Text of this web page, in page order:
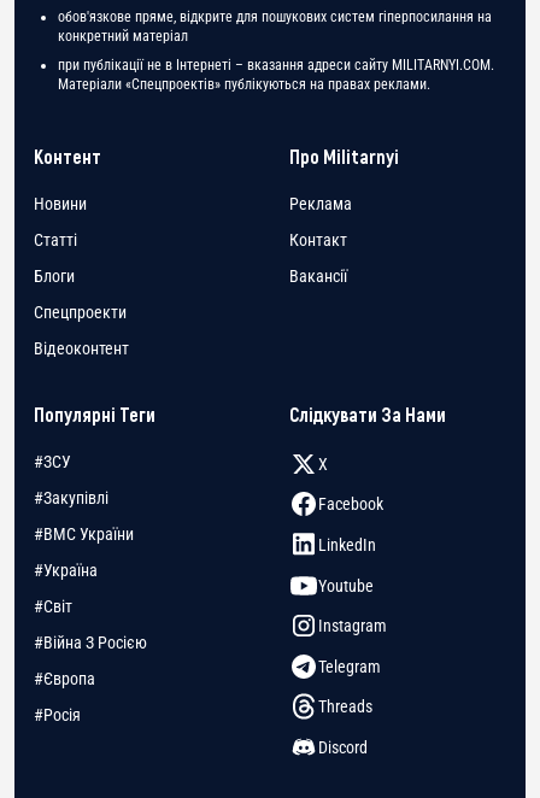
обов'язкове пряме, відкрите для пошукових систем гіперпосилання на
конкретний матеріал
при публікації не в Інтернеті – вказання адреси сайту MILITARNYI.COM.
Матеріали «Спецпроектів» публікуються на правах реклами.
Контент
Новини
Статті
Блоги
Спецпроекти
Відеоконтент
Про Militarnyi
Реклама
Контакт
Вакансії
Популярні Теги
#ЗСУ
#Закупівлі
#ВМС України
#Україна
#Світ
#Війна З Росією
#Європа
#Росія
Слідкувати За Нами
X
Facebook
LinkedIn
Youtube
Instagram
Telegram
Threads
Discord